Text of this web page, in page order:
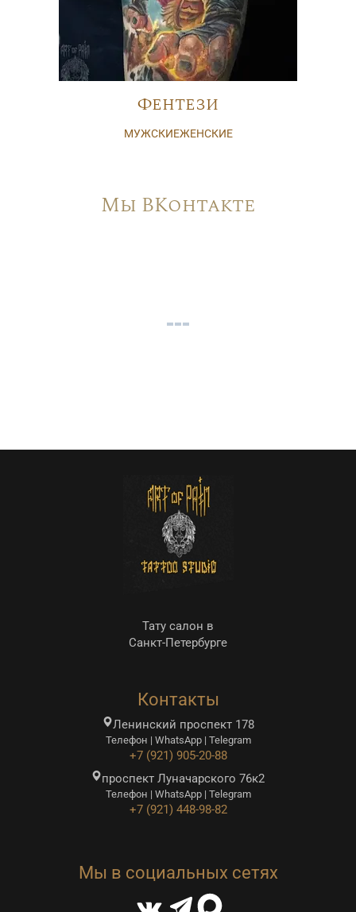
Фентези
МУЖСКИЕЖЕНСКИЕ
Мы ВКонтакте
Тату салон в
Санкт-Петербурге
Контакты
Ленинский проспект 178
Телефон | WhatsApp | Telegram
+7 (921) 905-20-88
проспект Луначарского 76к2
Телефон | WhatsApp | Telegram
+7 (921) 448-98-82
Мы в социальных сетях